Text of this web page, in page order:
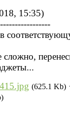
15:35)
(625.1 Kb)